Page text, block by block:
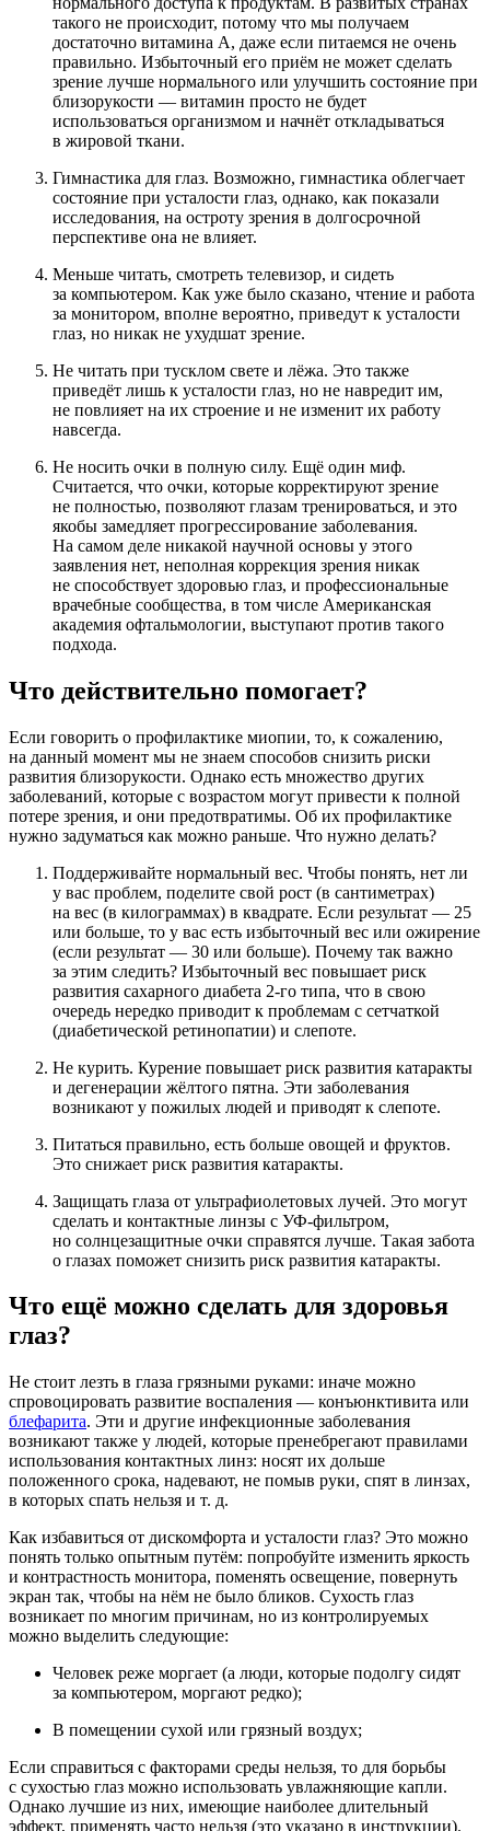
такого не происходит, потому что мы получаем
достаточно витамина A, даже если питаемся не очень
правильно. Избыточный его приём не может сделать
зрение лучше нормального или улучшить состояние при
близорукости — витамин просто не будет
использоваться организмом и начнёт откладываться
в жировой ткани.
Гимнастика для глаз. Возможно, гимнастика облегчает
состояние при усталости глаз, однако, как показали
исследования, на остроту зрения в долгосрочной
перспективе она не влияет.
Меньше читать, смотреть телевизор, и сидеть
за компьютером. Как уже было сказано, чтение и работа
за монитором, вполне вероятно, приведут к усталости
глаз, но никак не ухудшат зрение.
Не читать при тусклом свете и лёжа. Это также
приведёт лишь к усталости глаз, но не навредит им,
не повлияет на их строение и не изменит их работу
навсегда.
Не носить очки в полную силу. Ещё один миф.
Считается, что очки, которые корректируют зрение
не полностью, позволяют глазам тренироваться, и это
якобы замедляет прогрессирование заболевания.
На самом деле никакой научной основы у этого
заявления нет, неполная коррекция зрения никак
не способствует здоровью глаз, и профессиональные
врачебные сообщества, в том числе Американская
академия офтальмологии, выступают против такого
подхода.
Что действительно помогает?
Если говорить о профилактике миопии, то, к сожалению,
на данный момент мы не знаем способов снизить риски
развития близорукости. Однако есть множество других
заболеваний, которые с возрастом могут привести к полной
потере зрения, и они предотвратимы. Об их профилактике
нужно задуматься как можно раньше. Что нужно делать?
Поддерживайте нормальный вес. Чтобы понять, нет ли
у вас проблем, поделите свой рост (в сантиметрах)
на вес (в килограммах) в квадрате. Если результат — 25
или больше, то у вас есть избыточный вес или ожирение
(если результат — 30 или больше). Почему так важно
за этим следить? Избыточный вес повышает риск
развития сахарного диабета 2-го типа, что в свою
очередь нередко приводит к проблемам с сетчаткой
(диабетической ретинопатии) и слепоте.
Не курить. Курение повышает риск развития катаракты
и дегенерации жёлтого пятна. Эти заболевания
возникают у пожилых людей и приводят к слепоте.
Питаться правильно, есть больше овощей и фруктов.
Это снижает риск развития катаракты.
Защищать глаза от ультрафиолетовых лучей. Это могут
сделать и контактные линзы с УФ-фильтром,
но солнцезащитные очки справятся лучше. Такая забота
о глазах поможет снизить риск развития катаракты.
Что ещё можно сделать для здоровья
глаз?
Не стоит лезть в глаза грязными руками: иначе можно
спровоцировать развитие воспаления — конъюнктивита или
блефарита. Эти и другие инфекционные заболевания
возникают также у людей, которые пренебрегают правилами
использования контактных линз: носят их дольше
положенного срока, надевают, не помыв руки, спят в линзах,
в которых спать нельзя и т. д.
Как избавиться от дискомфорта и усталости глаз? Это можно
понять только опытным путём: попробуйте изменить яркость
и контрастность монитора, поменять освещение, повернуть
экран так, чтобы на нём не было бликов. Сухость глаз
возникает по многим причинам, но из контролируемых
можно выделить следующие:
Человек реже моргает (а люди, которые подолгу сидят
за компьютером, моргают редко);
В помещении сухой или грязный воздух;
Если справиться с факторами среды нельзя, то для борьбы
с сухостью глаз можно использовать увлажняющие капли.
Однако лучшие из них, имеющие наиболее длительный
эффект, применять часто нельзя (это указано в инструкции).